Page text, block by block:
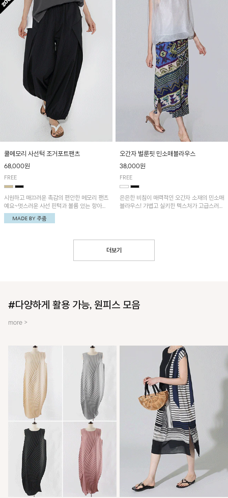
쿨메모리 사선턱 조거포트팬츠
68,000원
FREE
시원하고 매끄러운 촉감의 편안한 메모리 팬츠
예요~멋스러운 사선 핀턱과 볼륨 있는 항아리
핏이 유니크한 아이템!
오간자 벌룬핏 민소매블라우스
38,000원
FREE
은은한 비침이 매력적인 오간자 소재의 민소매
블라우스! 가볍고 실키한 텍스처가 고급스러운
더보기
#다양하게 활용 가능, 원피스 모음
more >